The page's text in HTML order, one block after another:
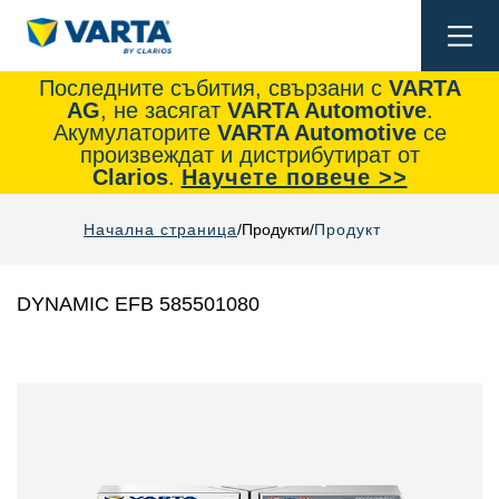
Последните събития, свързани с VARTA
AG, не засягат VARTA Automotive.
Акумулаторите VARTA Automotiveсе
произвеждат и дистрибутират от
Clarios. Научете повече >>
Начална страница Продукти Продукт
DYNAMIC EFB 585501080